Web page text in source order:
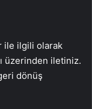
ile ilgili olarak
üzerinden iletiniz.
dönüş